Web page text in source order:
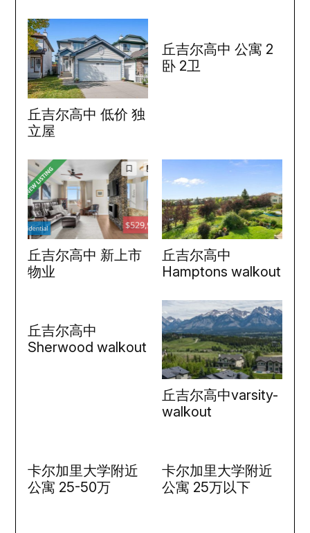
丘吉尔高中 低价 独
立屋
丘吉尔高中 公寓 2
卧 2卫
丘吉尔高中 新上市
物业
丘吉尔高中
Hamptons walkout
丘吉尔高中
Sherwood walkout
丘吉尔高中varsity-
walkout
卡尔加里大学附近
公寓 25-50万
卡尔加里大学附近
公寓 25万以下